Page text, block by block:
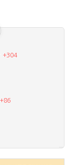
+304